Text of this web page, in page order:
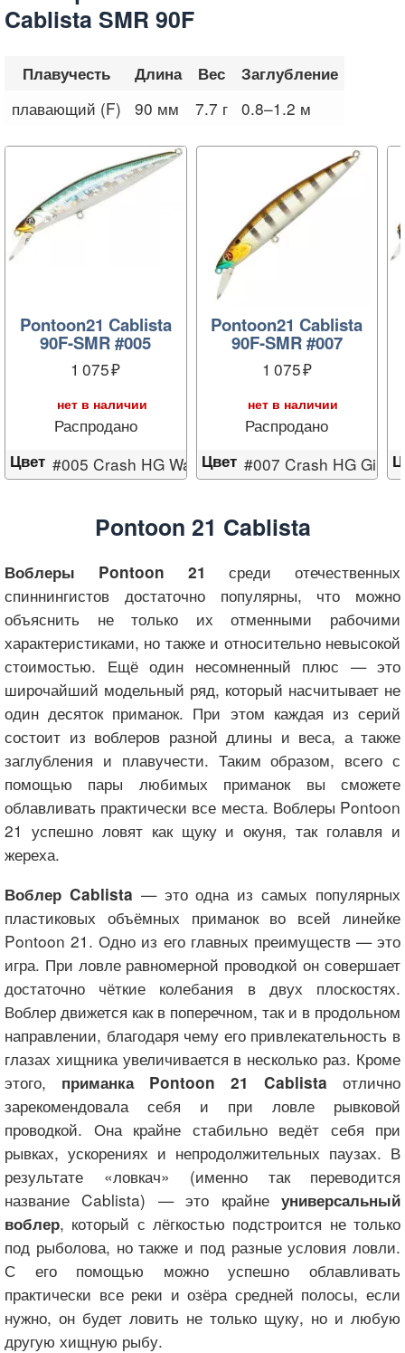
Cablista SMR 90F
Плавучесть Длина Вес Заглубление
плавающий (F) 90 мм 7.7 г 0.8–1.2 м
Pontoon21 Cablista
90F-SMR #005
1 075
нет в наличии
Распродано
Цвет #005 Crash HG Wakasagi
Pontoon21 Cablista
90F-SMR #007
1 075
нет в наличии
Распродано
Цвет #007 Crash HG Gill
Pontoon 21 Cablista
Воблеры Pontoon 21
среди отечественных
спиннингистов достаточно популярны, что можно
объяснить не только их отменными рабочими
характеристиками, но также и относительно невысокой
стоимостью. Ещё один несомненный плюс — это
широчайший модельный ряд, который насчитывает не
один десяток приманок. При этом каждая из серий
состоит из воблеров разной длины и веса, а также
заглубления и плавучести. Таким образом, всего с
помощью пары любимых приманок вы сможете
облавливать практически все места. Воблеры Pontoon
21 успешно ловят как щуку и окуня, так голавля и
жереха.
Воблер Cablista — это одна из самых популярных
пластиковых объёмных приманок во всей линейке
Pontoon 21. Одно из его главных преимуществ — это
игра. При ловле равномерной проводкой он совершает
достаточно чёткие колебания в двух плоскостях.
Воблер движется как в поперечном, так и в продольном
направлении, благодаря чему его привлекательность в
глазах хищника увеличивается в несколько раз. Кроме
этого, приманка Pontoon 21 Cablista отлично
зарекомендовала себя и при ловле рывковой
проводкой. Она крайне стабильно ведёт себя при
рывках, ускорениях и непродолжительных паузах. В
результате «ловкач» (именно так переводится
название Cablista) — это крайне универсальный
воблер, который с лёгкостью подстроится не только
под рыболова, но также и под разные условия ловли.
С его помощью можно успешно облавливать
практически все реки и озёра средней полосы, если
нужно, он будет ловить не только щуку, но и любую
другую хищную рыбу.